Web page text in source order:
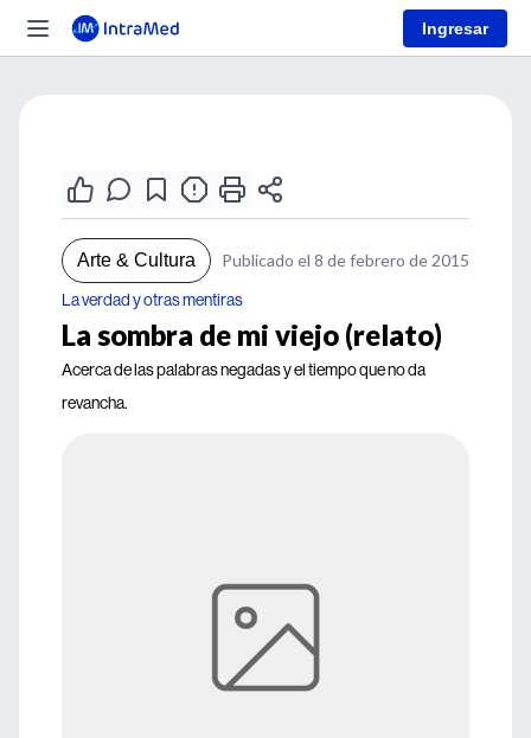
Ingresar
Arte & Cultura Publicado el 8 de febrero de 2015
La verdad y otras mentiras
La sombra de mi viejo (relato)
Acerca de las palabras negadas y el tiempo que no da
revancha.